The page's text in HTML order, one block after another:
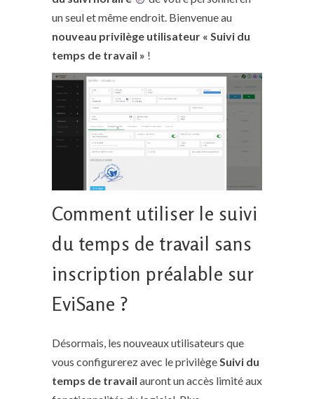
un seul et même endroit. Bienvenue au
nouveau privilège utilisateur « Suivi du
temps de travail » !
Comment utiliser le suivi
du temps de travail sans
inscription préalable sur
EviSane ?
Désormais, les nouveaux utilisateurs que
vous configurerez avec le privilège Suivi du
temps de travail auront un accès limité aux